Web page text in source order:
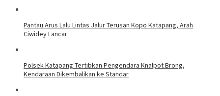
Pantau Arus Lalu Lintas Jalur Terusan Kopo Katapang, Arah
Ciwidey Lancar
Polsek Katapang Tertibkan Pengendara Knalpot Brong,
Kendaraan Dikembalikan ke Standar